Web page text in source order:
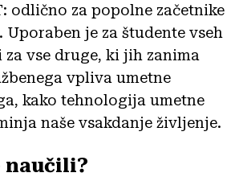
odlično za popolne začetnike
je za študente vseh
vse druge, ki jih zanima
vpliva umetne
kako tehnologija umetne
naše vsakdanje življenje.
naučili?